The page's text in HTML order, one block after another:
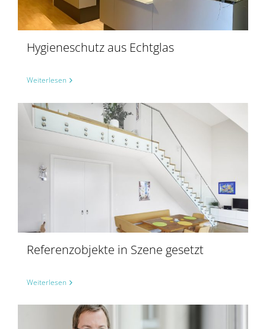
Hygieneschutz aus Echtglas
Weiterlesen
Referenzobjekte in Szene gesetzt
Weiterlesen